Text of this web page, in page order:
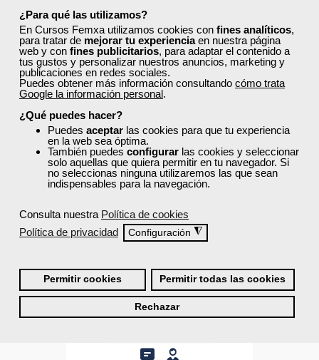
¿Para qué las utilizamos?
En Cursos Femxa utilizamos cookies con fines analíticos,
para tratar de mejorar tu experienciaen nuestra página
web y con fines publicitarios, para adaptar el contenido a
tus gustos y personalizar nuestros anuncios, marketing y
publicaciones en redes sociales.
Puedes obtener más información consultando cómo trata
Google la información personal.
¿Qué puedes hacer?
Puedes aceptar las cookies para que tu experiencia
en la web sea óptima.
También puedes configurar las cookies y seleccionar
solo aquellas que quiera permitir en tu navegador. Si
no seleccionas ninguna utilizaremos las que sean
indispensables para la navegación.
Consulta nuestra Política de cookies
Política de privacidad
Configuración ◮
Permitir cookies Permitir todas las cookies
Rechazar
(toda España)